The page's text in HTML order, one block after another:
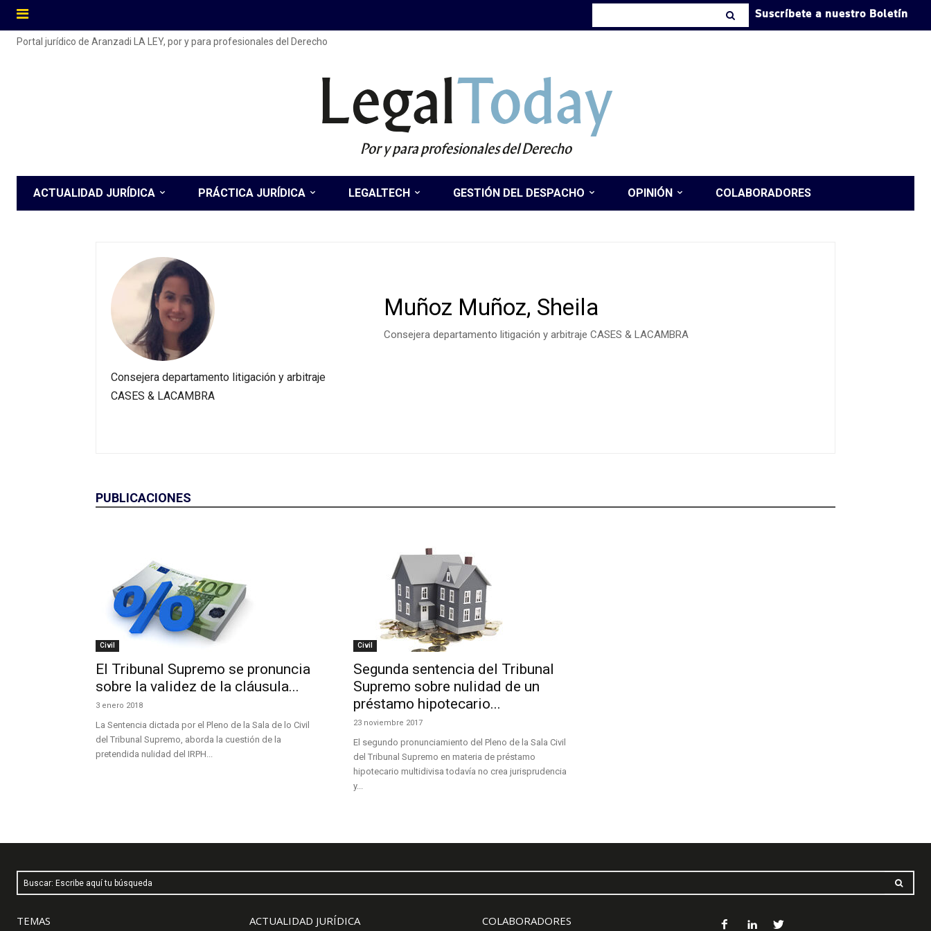
Suscríbete a nuestro Boletín
Portal jurídico de Aranzadi LA LEY, por y para profesionales del Derecho
LegalToday
Por y para profesionales del Derecho
ACTUALIDAD JURÍDICA PRÁCTICA JURÍDICA LEGALTECH GESTIÓN DEL DESPACHO OPINIÓN COLABORADORES
Muñoz Muñoz, Sheila
Consejera departamento litigación y arbitraje CASES & LACAMBRA
Consejera departamento litigación y arbitraje
CASES & LACAMBRA
PUBLICACIONES
Civil
El Tribunal Supremo se pronuncia
sobre la validez de la cláusula...
3 enero 2018
La Sentencia dictada por el Pleno de la Sala de lo Civil
del Tribunal Supremo, aborda la cuestión de la
pretendida nulidad del IRPH...
Civil
Segunda sentencia del Tribunal
Supremo sobre nulidad de un
préstamo hipotecario...
23 noviembre 2017
El segundo pronunciamiento del Pleno de la Sala Civil
del Tribunal Supremo en materia de préstamo
hipotecario multidivisa todavía no crea jurisprudencia
y...
Buscar: Escribe aquí tu búsqueda
TEMAS ACTUALIDAD JURÍDICA COLABORADORES